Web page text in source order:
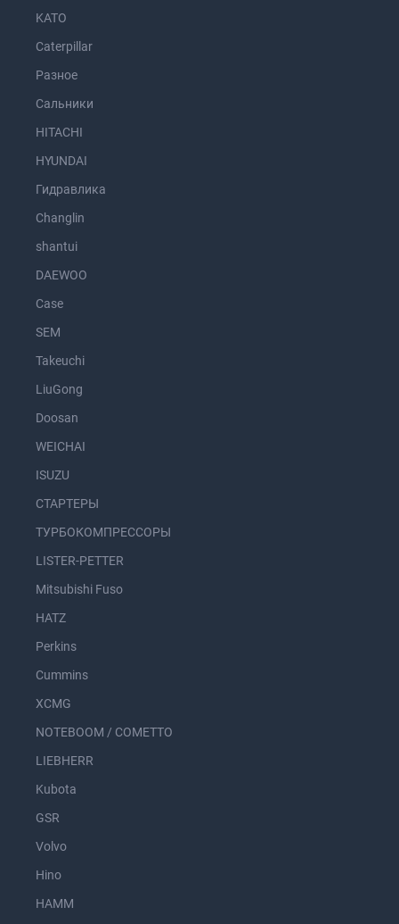
KATO
Caterpillar
Разное
Сальники
HITACHI
HYUNDAI
Гидравлика
Changlin
shantui
DAEWOO
Case
SEM
Takeuchi
LiuGong
Doosan
WEICHAI
ISUZU
СТАРТЕРЫ
ТУРБОКОМПРЕССОРЫ
LISTER-PETTER
Mitsubishi Fuso
HATZ
Perkins
Cummins
XCMG
NOTEBOOM / COMETTO
LIEBHERR
Kubota
GSR
Volvo
Hino
HAMM